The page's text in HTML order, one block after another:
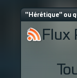
"Hérétique" ou
Flux